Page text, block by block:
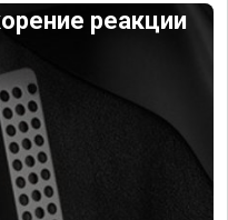
реакции